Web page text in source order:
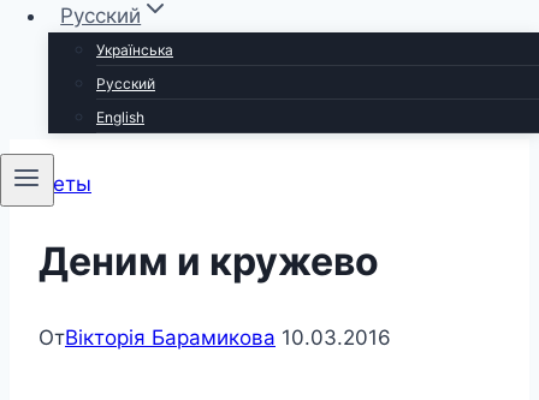
Русский
Українська
Русский
English
Сеты
Деним и кружево
ОтВікторія Барамикова 10.03.2016